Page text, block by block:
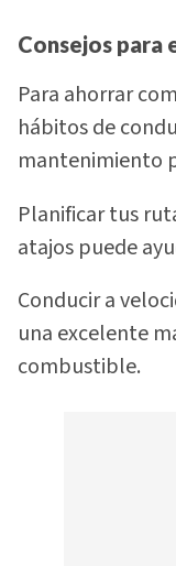
Consejos para
Para ahorrar
hábitos de
mantenimiento
Planificar tus
atajos puede
Conducir a
una excelente
combustible.